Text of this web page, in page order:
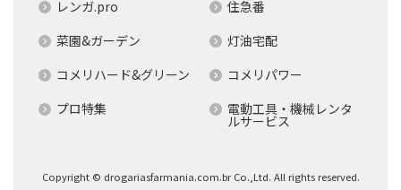
レンガ.pro
住急番
菜園&ガーデン
灯油宅配
コメリハード&グリーン
コメリパワー
プロ特集
電動工具・機械レンタ
ルサービス
Copyright © drogariasfarmania.com.br Co.,Ltd. All rights reserved.